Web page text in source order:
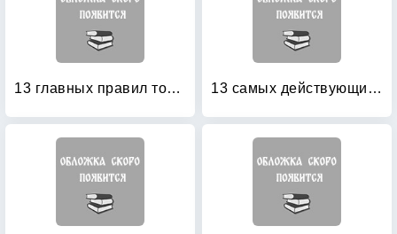
13 главных правил торговли: Как стать лучшим в своем деле 13 самых действующих законов преуспевания: Поверь, и все получится!